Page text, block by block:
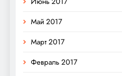
Май 2017
Март 2017
Февраль 2017